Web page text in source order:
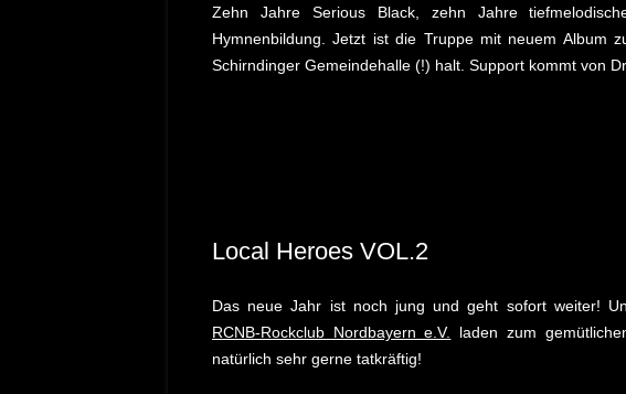
Zehn Jahre Serious Black, zehn Jahre
Hymnenbildung. Jetzt ist die Truppe mit neuem Album
Schirndinger Gemeindehalle (!) halt. Support kommt von
Local Heroes VOL.2
Das neue Jahr ist noch jung und geht sofort weiter!
RCNB-Rockclub Nordbayern e.V.
laden zum
natürlich sehr gerne tatkräftig!